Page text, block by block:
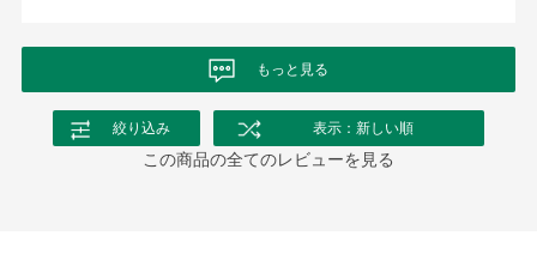
もっと見る
絞り込み 表示：新しい順
この商品の全てのレビューを見る